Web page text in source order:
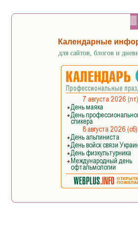
Календарные
для сайтов, блогов и